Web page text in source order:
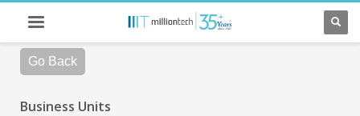
Go Back
Business Units